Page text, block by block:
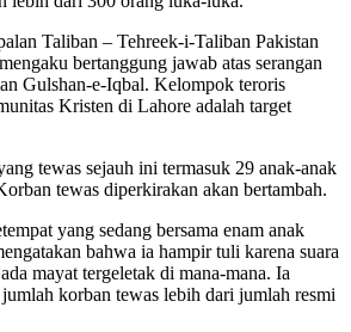
Taliban – Tehreek-i-Taliban Pakistan
bertanggung jawab atas serangan
Gulshan-e-Iqbal. Kelompok teroris
Kristen di Lahore adalah target
tewas sejauh ini termasuk 29 anak-anak
tewas diperkirakan akan bertambah.
yang sedang bersama enam anak
bahwa ia hampir tuli karena suara
mayat tergeletak di mana-mana. Ia
korban tewas lebih dari jumlah resmi